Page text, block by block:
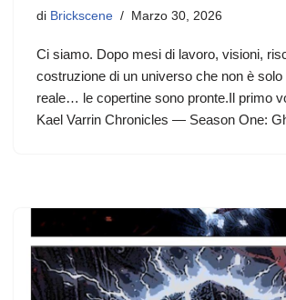
di Brickscene Marzo 30, 2026
Ci siamo. Dopo mesi di lavoro, visioni,
costruzione di un universo che non è
reale… le copertine sono pronte.Il primo
Kael Varrin Chronicles — Season One: